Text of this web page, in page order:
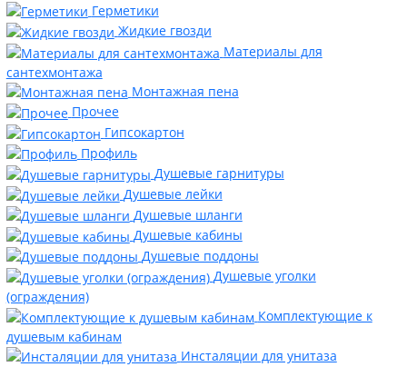
Герметики
Жидкие гвозди
Материалы для
сантехмонтажа
Монтажная пена
Прочее
Гипсокартон
Профиль
Душевые гарнитуры
Душевые лейки
Душевые шланги
Душевые кабины
Душевые поддоны
Душевые уголки
(ограждения)
Комплектующие к
душевым кабинам
Инсталяции для унитаза